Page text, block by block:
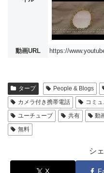
動画URL https://
タープ People & Blogs
カメラ付き携帯電話
コミ
ユーチューブ
共有 動
無料
シ
X